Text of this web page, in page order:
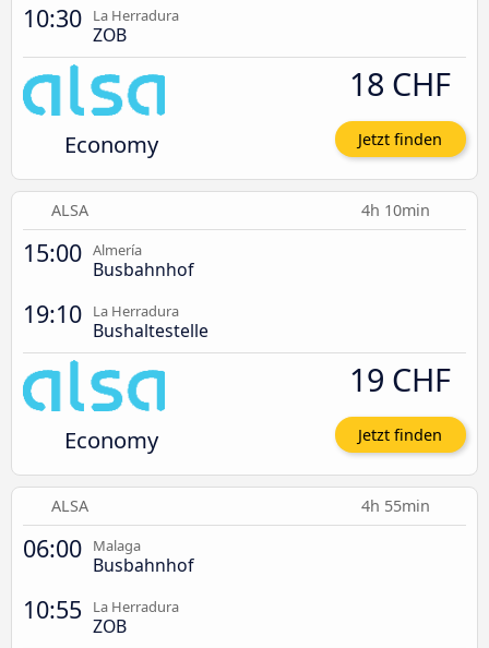
10:30 La Herradura
ZOB
Economy
18 CHF
Jetzt finden
ALSA 4h 10min
15:00 Almería
Busbahnhof
19:10 La Herradura
Bushaltestelle
Economy
19 CHF
Jetzt finden
ALSA 4h 55min
06:00 Malaga
Busbahnhof
10:55 La Herradura
ZOB